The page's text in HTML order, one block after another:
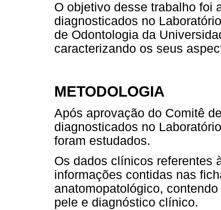
O objetivo desse trabalho foi
diagnosticados no
de Odontologia da
caracterizando os seus
METODOLOGIA
Após aprovação do Comitê
diagnosticados no
foram estudados.
Os dados clínicos referentes
informações contidas nas
anatomopatológico,
pele e diagnóstico clínico.